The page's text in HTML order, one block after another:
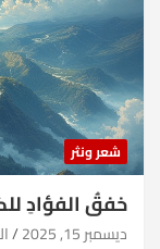
شعر ونثر
خفقُ الفؤادِ
ديسمبر 15, 2025